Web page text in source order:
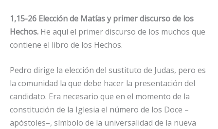
1,15-26 Elección de Matías y primer discurso de los
Hechos. He aquí el primer discurso de los muchos que
contiene el libro de los Hechos.
Pedro dirige la elección del sustituto de Judas, pero es
la comunidad la que debe hacer la presentación del
candidato. Era necesario que en el momento de la
constitución de la Iglesia el número de los Doce –
apóstoles–, símbolo de la universalidad de la nueva